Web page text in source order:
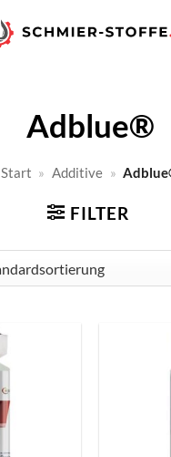
Adblue®
Start » Additive »
FILTER